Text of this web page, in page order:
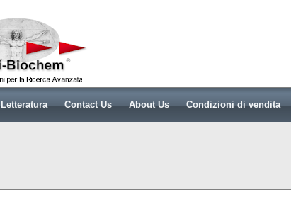
Letteratura Contact Us About Us Condizioni di vendita